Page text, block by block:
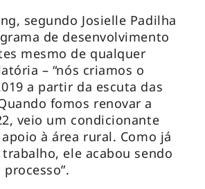
segundo Josielle Padilha
de desenvolvimento
mesmo de qualquer
– “nós criamos o
a partir da escuta das
fomos renovar a
veio um condicionante
à área rural. Como já
ele acabou sendo